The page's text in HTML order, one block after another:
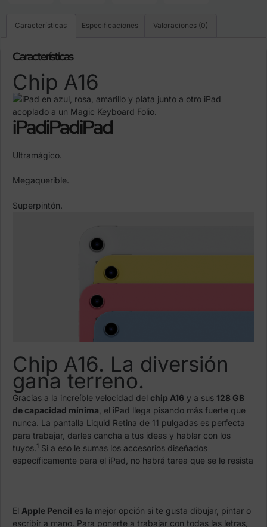
Características Especificaciones Valoraciones (0)
Características
Chip A16
iPadiPadiPad
Ultramágico.
Megaquerible.
Superpintón.
Chip A16. La diversión
gana terreno.
Gracias a la increíble velocidad del chip A16 y a sus 128 GB
de capacidad mínima , el iPad llega pisando más fuerte que
nunca. La pantalla Liquid Retina de 11 pulgadas es perfecta
para trabajar, darles cancha a tus ideas y hablar con los
tuyos.1 Si a eso le sumas los accesorios diseñados
específicamente para el iPad, no habrá tarea que se le resista
El Apple Pencil es la mejor opción si te gusta dibujar, pintar o
escribir a mano. Para ponerte a trabajar con todas las letras,